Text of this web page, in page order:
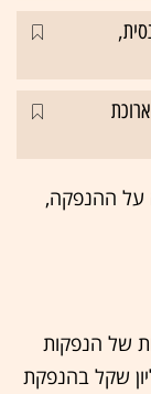
מאז ההודעה על ההנפקה,
של הנפקות
4.6 מיליון שקל בהנפקת